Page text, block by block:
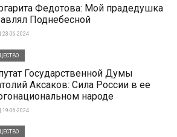
Федотова: Мой прадедушка
Поднебесной
23-06-2024
Государственной Думы
Аксаков: Сила России в ее
народе
19-06-2024